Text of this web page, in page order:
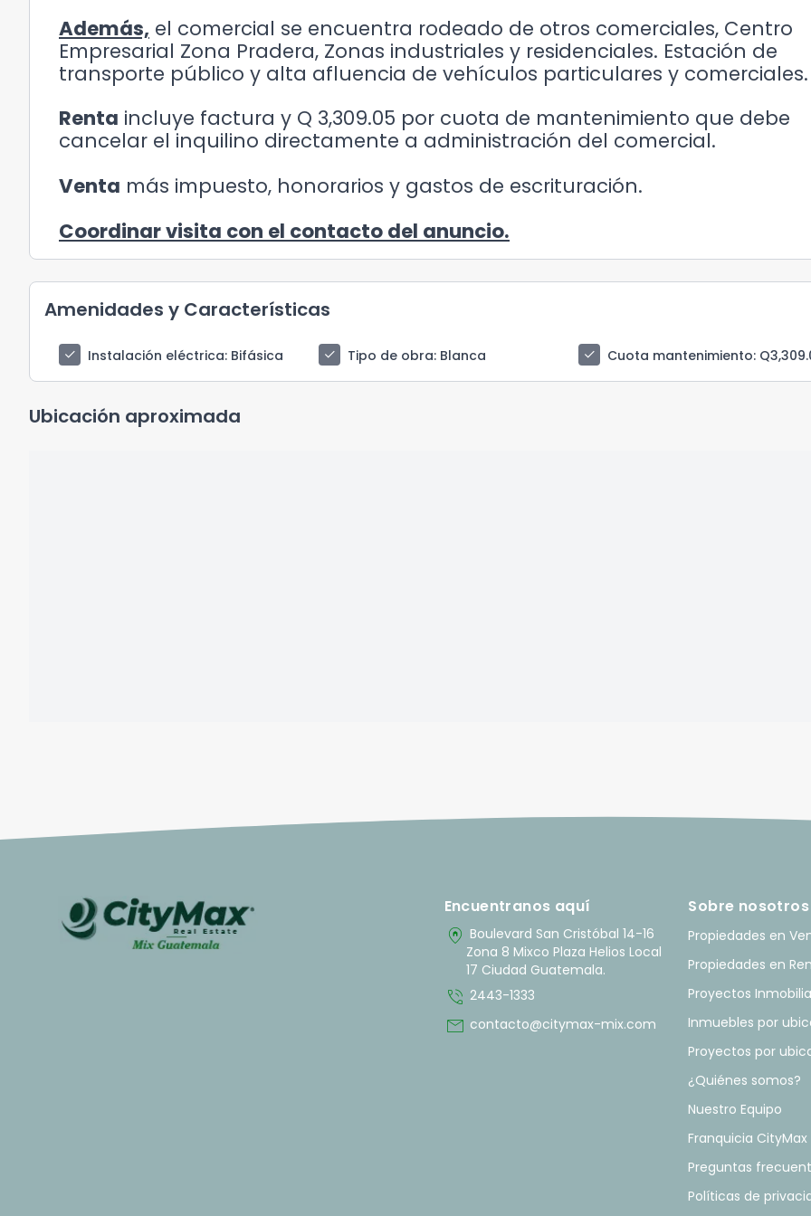
Además, el comercial se encuentra rodeado de otros comerciales, Centro
Empresarial Zona Pradera, Zonas industriales y residenciales. Estación de
transporte público y alta afluencia de vehículos particulares y comerciales.
Renta incluye factura y Q 3,309.05 por cuota de mantenimiento que debe
cancelar el inquilino directamente a administración del comercial.
Venta más impuesto, honorarios y gastos de escrituración.
Coordinar visita con el contacto del anuncio.
Amenidades y Características
check Instalación eléctrica: Bifásica check Tipo de obra: Blanca check Cuota mantenimiento:
Ubicación aproximada
Encuentranos aquí
home_pin Boulevard San Cristóbal 14-16
Zona 8 Mixco Plaza Helios Local
17 Ciudad Guatemala.
phone_in_talk 2443-1333
mail contacto@citymax-mix.com
Sobre nosotros
Propiedades en
Propiedades en
Proyectos
Inmuebles por
Proyectos por
¿Quiénes somos?
Nuestro Equipo
Franquicia CityMax
Preguntas
Políticas de